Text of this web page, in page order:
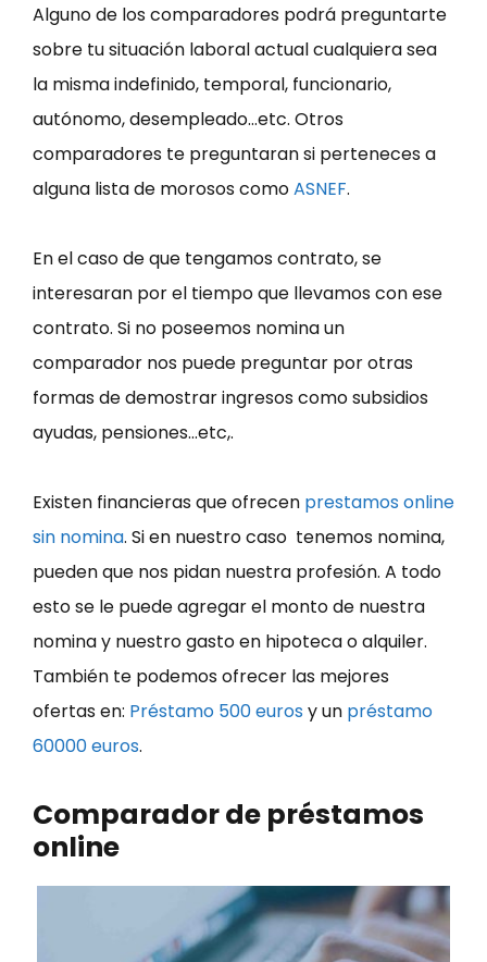
Alguno de los comparadores podrá preguntarte
sobre tu situación laboral actual cualquiera sea
la misma indefinido, temporal, funcionario,
autónomo, desempleado…etc. Otros
comparadores te preguntaran si perteneces a
alguna lista de morosos comoASNEF.
En el caso de que tengamos contrato, se
interesaran por el tiempo que llevamos con ese
contrato. Si no poseemos nomina un
comparador nos puede preguntar por otras
formas de demostrar ingresos como subsidios
ayudas, pensiones…etc,.
Existen financieras que ofrecen prestamos online
sin nomina. Si en nuestro caso tenemos nomina,
pueden que nos pidan nuestra profesión. A todo
esto se le puede agregar el monto de nuestra
nomina y nuestro gasto en hipoteca o alquiler.
También te podemos ofrecer las mejores
ofertas en: Préstamo 500 euros y un préstamo
60000 euros.
Comparador de préstamos
online